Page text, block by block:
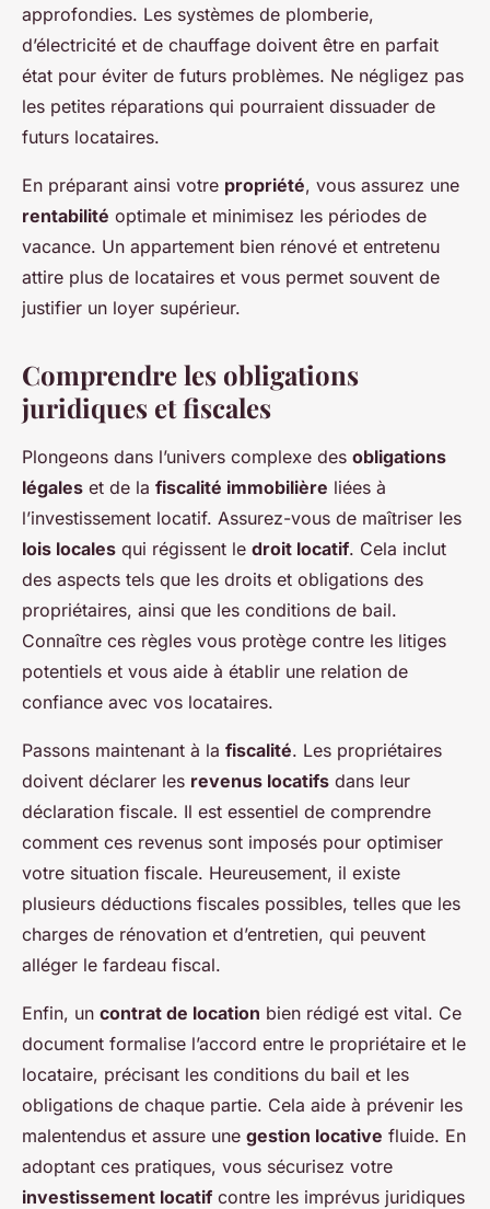
approfondies. Les systèmes de plomberie,
d’électricité et de chauffage doivent être en parfait
état pour éviter de futurs problèmes. Ne négligez pas
les petites réparations qui pourraient dissuader de
futurs locataires.
En préparant ainsi votre propriété, vous assurez une
rentabilité optimale et minimisez les périodes de
vacance. Un appartement bien rénové et entretenu
attire plus de locataires et vous permet souvent de
justifier un loyer supérieur.
Comprendre les obligations
juridiques et fiscales
Plongeons dans l’univers complexe des obligations
légales et de la fiscalité immobilière liées à
l’investissement locatif. Assurez-vous de maîtriser les
lois locales qui régissent le droit locatif. Cela inclut
des aspects tels que les droits et obligations des
propriétaires, ainsi que les conditions de bail.
Connaître ces règles vous protège contre les litiges
potentiels et vous aide à établir une relation de
confiance avec vos locataires.
Passons maintenant à la fiscalité. Les propriétaires
doivent déclarer les revenus locatifs dans leur
déclaration fiscale. Il est essentiel de comprendre
comment ces revenus sont imposés pour optimiser
votre situation fiscale. Heureusement, il existe
plusieurs déductions fiscales possibles, telles que les
charges de rénovation et d’entretien, qui peuvent
alléger le fardeau fiscal.
Enfin, un contrat de location bien rédigé est vital. Ce
document formalise l’accord entre le propriétaire et le
locataire, précisant les conditions du bail et les
obligations de chaque partie. Cela aide à prévenir les
malentendus et assure une gestion locative fluide. En
adoptant ces pratiques, vous sécurisez votre
investissement locatif contre les imprévus juridiques